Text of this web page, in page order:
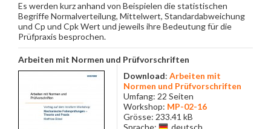
Es werden kurz anhand von Beispielen die statistischen
Begriffe Normalverteilung, Mittelwert, Standardabweichung
und Cp und Cpk Wert und jeweils ihre Bedeutung für die
Prüfpraxis besprochen.
Arbeiten mit Normen und Prüfvorschriften
Download: Arbeiten mit
Normen und Prüfvorschriften
Umfang: 22 Seiten
Workshop: MP-02-16
Grösse: 233.41 kB
Sprache:
deutsch